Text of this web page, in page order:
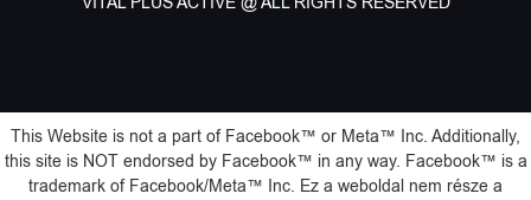
This Website is not a part of Facebook™️ or Meta™️ Inc. Additionally,
this site is NOT endorsed by Facebook™️ in any way. Facebook™️ is a
trademark of Facebook/Meta™️ Inc. Ez a weboldal nem része a